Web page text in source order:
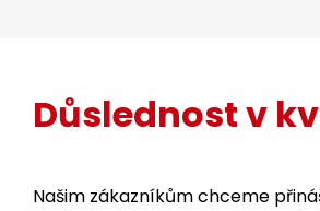
Důslednost v
Našim zákazníkům chceme